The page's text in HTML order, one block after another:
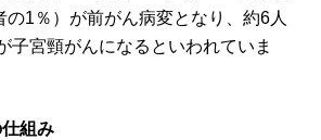
の1％）が前がん病変となり、約6人
子宮頸がんになるといわれていま
組み